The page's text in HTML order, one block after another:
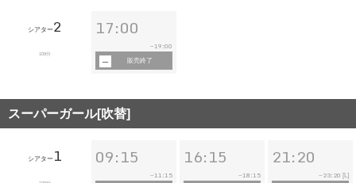
シアター2
109分
17:00
~19:00
販売終了
スーパーガール[吹替]
シアター 1 09:15
~11:15
16:15
~18:15
21:20
~ 23:20 [L]